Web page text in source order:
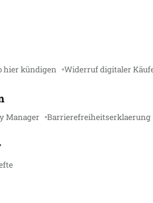
hier kündigen Widerruf digitaler
Manager Barrierefreiheitserklaerung